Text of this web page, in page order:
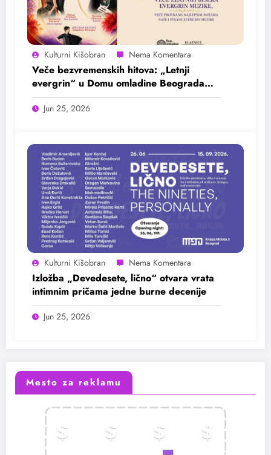
Kulturni Kišobran
Veče bezvremenskih hitova: „Letnji
evergrin“ u Domu omladine Beograda
25. juna
Jun 25, 2026
Kulturni Kišobran
Izložba „Devedesete, lično“ otvara vrata
intimnim pričama jedne burne decenije
Jun 25, 2026
Mesto za reklamu